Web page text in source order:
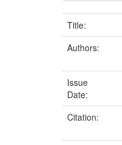
Title:
Authors:
Issue
Date:
Citation: